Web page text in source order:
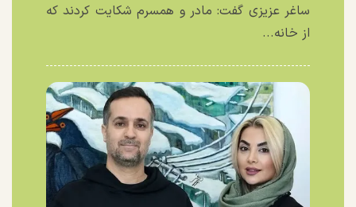
ساغر عزیزی گفت: مادر و همسرم شکایت کردند که
از خانه...